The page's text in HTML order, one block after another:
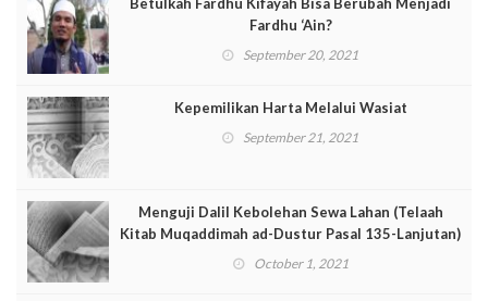
Fardhu ‘Ain?
September 20, 2021
Kepemilikan Harta Melalui Wasiat
September 21, 2021
Menguji Dalil Kebolehan Sewa Lahan (Telaah
Kitab Muqaddimah ad-Dustur Pasal 135-Lanjutan)
October 1, 2021